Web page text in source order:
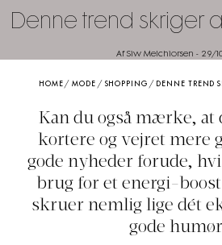
Denne trend skriger
Af Siw Melchiorsen - 29/
HOME /MODE / SHOPPING / DENNE TREND
Kan du også mærke, at
kortere og vejret mere
gode nyheder forude,
brug for et energi-
skruer nemlig lige dét
gode